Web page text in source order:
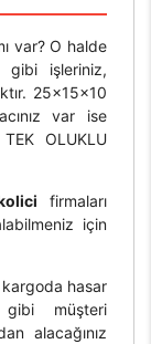
var? O halde
gibi işleriniz,
25x15x10
var ise
OLUKLU
firmaları
için
hasar
müşteri
alacağınız